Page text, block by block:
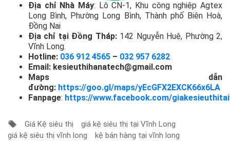
Địa chỉ Nhà Máy: Lô CN-1, Khu công nghiệp Agtex
Long Bình, Phường Long Bình, Thành phố Biên Hoà,
Đồng Nai
Địa chỉ tại Đồng Tháp:142 Nguyễn Huệ, Phường 2,
Vĩnh Long.
Hotline: 036 912 4565 – 032 957 6282
Email: kesieuthihanatech@gmail.com
Maps dẫn
đường: https://goo.gl/maps/yEcGFX2EXCK66x6LA
Fanpage: https://www.facebook.com/
Giá Kệ siêu thị
giá kệ siêu thị tại Vĩnh Long
giá kệ siêu thị vĩnh long
kệ bán hàng tại vĩnh long